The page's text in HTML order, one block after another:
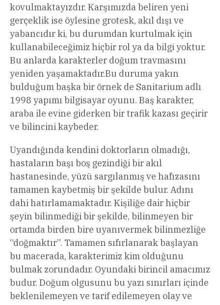
kovulmaktayızdır. Karşımızda beliren yeni
gerçeklik ise öylesine grotesk, akıl dışı ve
yabancıdır ki, bu durumdan kurtulmak için
kullanabileceğimiz hiçbir rol ya da bilgi yoktur.
Bu anlarda karakterler doğum travmasını
yeniden yaşamaktadır.Bu duruma yakın
bulduğum başka bir örnek de Sanitarium adlı
1998 yapımı bilgisayar oyunu. Baş karakter,
araba ile evine giderken bir trafik kazası geçirir
ve bilincini kaybeder.
Uyandığında kendini doktorların olmadığı,
hastaların başı boş gezindiği bir akıl
hastanesinde, yüzü sargılanmış ve hafızasını
tamamen kaybetmiş bir şekilde bulur. Adını
dahi hatırlamamaktadır. Kişiliğe dair hiçbir
şeyin bilinmediği bir şekilde, bilinmeyen bir
ortamda birden bire uyanıvermek bilinmezliğe
“doğmaktır”. Tamamen sıfırlanarak başlayan
bu macerada, karakterimiz kim olduğunu
bulmak zorundadır. Oyundaki birincil amacımız
budur. Doğum olgusunu bu yazı sınırları içinde
beklenilemeyen ve tarif edilemeyen olay ve